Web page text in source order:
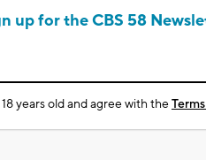
up for the CBS 58
years old and agree with the